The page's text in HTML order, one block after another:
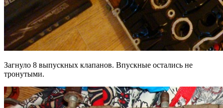
Загнуло 8 выпускных клапанов. Впускные остались не
тронутыми.